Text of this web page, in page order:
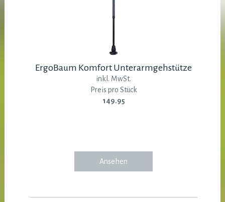
ErgoBaum Komfort Unterarmgehstütze
inkl. MwSt.
Preis pro Stück
149.95
Ansehen